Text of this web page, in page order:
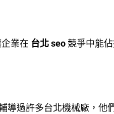
業在 台北 seo 競爭中能
導過許多台北機械廠，他